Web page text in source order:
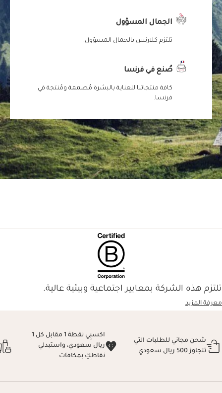
الجمال المسؤول
تلتزم كلارنس بالجمال المسؤول.
صُنع في فرنسا
كافة منتجاتنا للعناية بالبشرة مُصممة ومُنتجة في
فرنسا.
تلتزم هذه الشركة بمعايير اجتماعية وبيئية عالية.
معرفة المزيد
شحن مجاني للطلبات التي
تتجاوز 500 ريال سعودي
اكسبِي نقطة 1 مقابل كل 1
ريال سعودي، واستبدلي
نقاطكِ بمكافآت